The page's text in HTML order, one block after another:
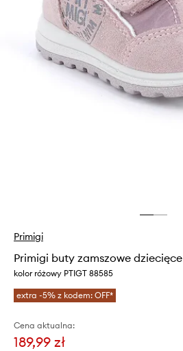
Primigi
Primigi buty zamszowe dziecięce
kolor różowy PTIGT 88585
extra -5% z kodem: OFF*
Cena aktualna:
189,99 zł